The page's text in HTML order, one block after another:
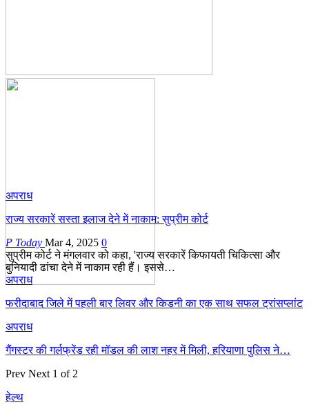
अपराध
राज्य सरकारें सस्ता इलाज देने में नाकाम: सुप्रीम कोर्ट
P Today Mar 4, 2025 0
सुप्रीम कोर्ट ने मंगलवार को कहा, 'राज्य सरकारें किफायती चिकित्सा और
बुनियादी ढांचा देने में नाकाम रही हैं। इससे…
अपराध
फरीदाबाद जिले में पहली बार लिवर और किडनी का एक साथ सफल ट्रांसप्लांट
अपराध
गैंगस्टर की गर्लफ्रेंड रही मॉडल की लाश नहर में मिली, हरियाणा पुलिस ने…
Prev Next 1 of 2
हेल्थ